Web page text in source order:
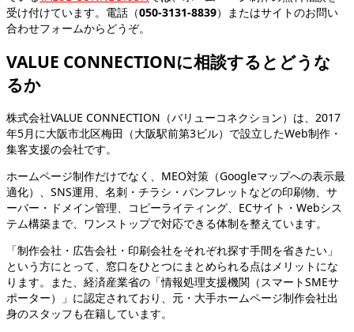
受け付けています。電話（050-3131-8839）またはサイトのお問い
合わせフォームからどうぞ。
VALUE CONNECTIONに相談するとどうな
るか
株式会社VALUE CONNECTION（バリューコネクション）は、2017
年5月に大阪市北区梅田（大阪駅前第3ビル）で設立したWeb制作・
集客支援の会社です。
ホームページ制作だけでなく、MEO対策（Googleマップへの表示最
適化）、SNS運用、名刺・チラシ・パンフレットなどの印刷物、サ
ーバー・ドメイン管理、コピーライティング、ECサイト・Webシス
テム構築まで、ワンストップで対応できる体制を整えています。
「制作会社・広告会社・印刷会社をそれぞれ探す手間を省きたい」
という方にとって、窓口をひとつにまとめられる点はメリットにな
ります。また、経済産業省の「情報処理支援機関（スマートSMEサ
ポーター）」に認定されており、元・大手ホームページ制作会社出
身のスタッフも在籍しています。